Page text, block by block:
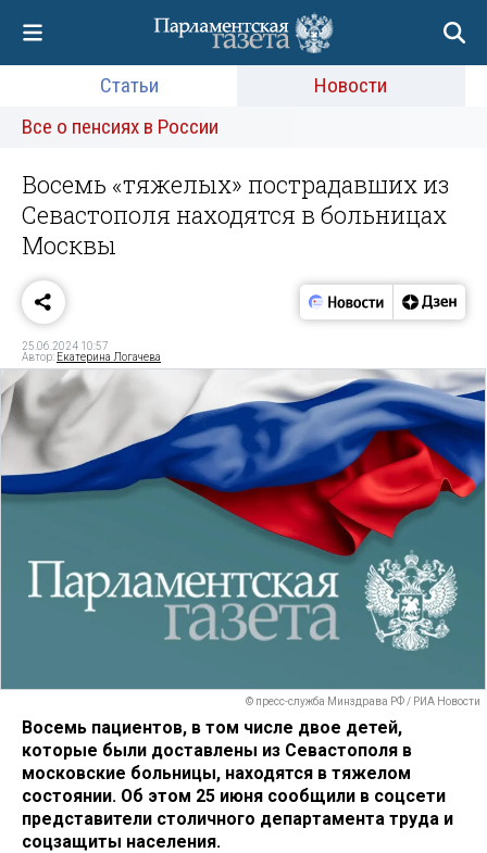
Статьи
Новости
Все о пенсиях в России
Восемь «тяжелых» пострадавших из
Севастополя находятся в больницах
Москвы
25.06.2024 10:57
Автор: Екатерина Логачева
© пресс-служба Минздрава РФ / РИА Новости
Восемь пациентов, в том числе двое детей,
которые были доставлены из Севастополя в
московские больницы, находятся в тяжелом
состоянии. Об этом 25 июня сообщили в соцсети
представители столичного департамента труда и
соцзащиты населения.